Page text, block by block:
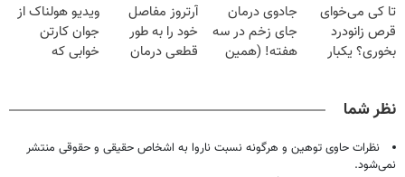
تحمل میکنی؟❗
خانگی
میلیون تومان!!!
تا کی می‌خوای
قرص زانودرد
بخوری؟ یکبار
جادوی درمان
جای زخم در سه
هفته! (همین
آرتروز مفاصل
خود را به طور
قطعی درمان
ویدیو هولناک از
جوان کارتن
خوابی که
نظر شما
نظرات حاوی توهین و هرگونه نسبت ناروا به اشخاص حقیقی و حقوقی منتشر
نمی‌شود.